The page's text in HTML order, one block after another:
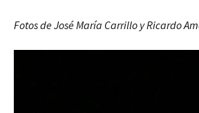
Fotos de José María Carrillo y Ricardo